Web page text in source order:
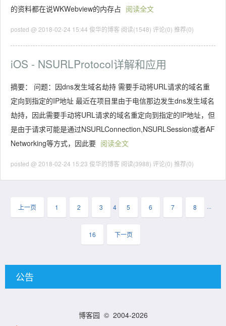
的资料都在说WKWebview的内存占 阅读全文
posted @ 2018-02-24 15:44 俊华的博客 阅读(1548) 评论(0) 推荐(0)
iOS - NSURLProtocol详解和应用
摘要： 问题：因dns发生域名劫持 需要手动将URL请求的域名重
定向到指定的IP地址 最近在项目里由于电信那边发生dns发生域名
劫持，因此需要手动将URL请求的域名重定向到指定的IP地址，但
是由于请求可能是通过NSURLConnection,NSURLSession或者AF
Networking等方式，因此要 阅读全文
posted @ 2018-02-24 15:23 俊华的博客 阅读(3988) 评论(0) 推荐(0)
上一页 1 2 3 4 5 6 7 8 ···
16 下一页
公告
博客园 © 2004-2026